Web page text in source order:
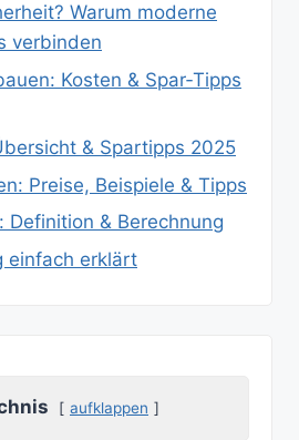
Warum moderne
verbinden
Kosten & Spar‑Tipps
& Spartipps 2025
Preise, Beispiele & Tipps
Definition & Berechnung
einfach erklärt
aufklappen